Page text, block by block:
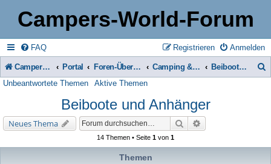
Campers-World-Forum
FAQ Anmelden
Registrieren
Campers-World-Forum Portal Foren-Übersicht Camping & Reise -> Fahrzeuge & Zubehör in der Praxis Beiboote und Anhänger
Unbeantwortete Themen Aktive Themen
Beiboote und Anhänger
Neues Thema Suche
14 Themen • Seite 1 von 1
Themen